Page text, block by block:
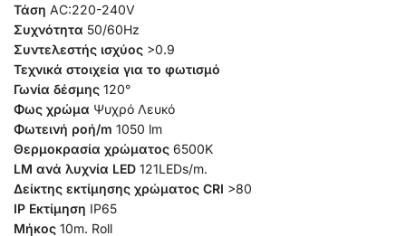
Τάση AC:220-240V
Συχνότητα 50/60Hz
Συντελεστής ισχύος >0.9
Τεχνικά στοιχεία για το φωτισμό
Γωνία δέσμης 120°
Φως χρώμα Ψυχρό Λευκό
Φωτεινή ροή/m 1050 lm
Θερμοκρασία χρώματος 6500K
LM ανά λυχνία LED 121LEDs/m.
Δείκτης εκτίμησης χρώματος CRI >80
IP Εκτίμηση IP65
Μήκος 10m. Roll